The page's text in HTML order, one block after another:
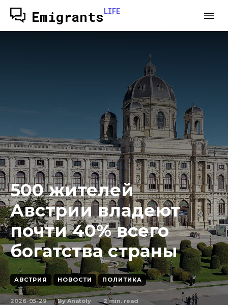
EmigrantsLIFE
500 жителей
Австрии владеют
почти 40% всего
богатства страны
АВСТРИЯ НОВОСТИ ПОЛИТИКА
2026-05-29 By Anatoly 2 min. read